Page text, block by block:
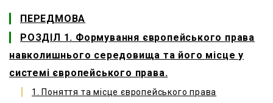
ПЕРЕДМОВА
РОЗДІЛ 1. Формування європейського права
навколишнього середовища та його місце у
системі європейського права.
1. Поняття та місце європейського права